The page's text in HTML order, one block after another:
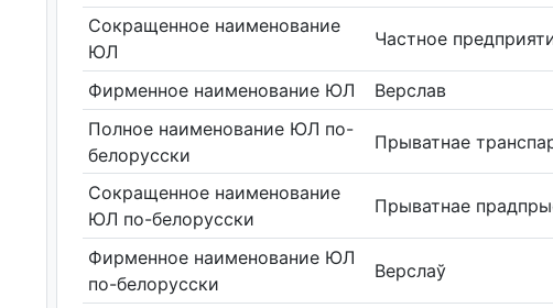
Сокращенное наименование
ЮЛ
Частное
Фирменное наименование ЮЛ
Верслав
Полное наименование ЮЛ по-
белорусски
Прыватнае
Сокращенное наименование
ЮЛ по-белорусски
Прыватнае
Фирменное наименование ЮЛ
по-белорусски
Верслаў